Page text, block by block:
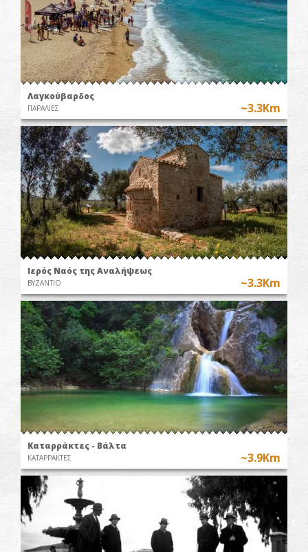
Λαγκούβαρδος
ΠΑΡΑΛΙΕΣ ~3.3Km
Ιερός Ναός της Αναλήψεως
ΒΥΖΑΝΤΙΟ ~3.3Km
Καταρράκτες - Βάλτα
ΚΑΤΑΡΡΑΚΤΕΣ ~3.9Km